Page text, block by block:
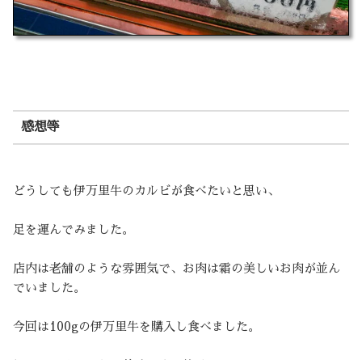
感想等
どうしても伊万里牛のカルビが食べたいと思い、
足を運んでみました。
店内は老舗のような雰囲気で、お肉は霜の美しいお肉が並ん
でいました。
今回は100gの伊万里牛を購入し食べました。